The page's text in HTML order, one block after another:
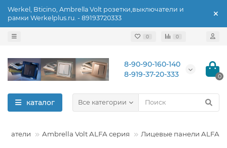
Werkel, Bticino, Ambrella Volt розетки,выключатели и
рамки Werkelplus.ru. - 89193720333
0 0
8-90-90-160-140
8-919-37-20-333
0
каталог Все категории
Ambrella Volt ALFA серия Лицевые панели ALFA